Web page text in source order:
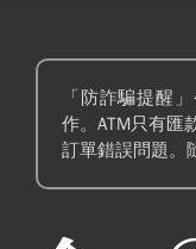
「防詐騙提醒
作。ATM只有匯
訂單錯誤問題。